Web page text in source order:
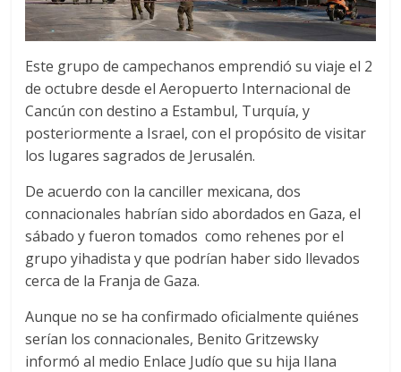
Este grupo de campechanos emprendió su viaje el 2
de octubre desde el Aeropuerto Internacional de
Cancún con destino a Estambul, Turquía, y
posteriormente a Israel, con el propósito de visitar
los lugares sagrados de Jerusalén.
De acuerdo con la canciller mexicana, dos
connacionales habrían sido abordados en Gaza, el
sábado y fueron tomados como rehenes por el
grupo yihadista y que podrían haber sido llevados
cerca de la Franja de Gaza.
Aunque no se ha confirmado oficialmente quiénes
serían los connacionales, Benito Gritzewsky
informó al medio Enlace Judío que su hija Ilana